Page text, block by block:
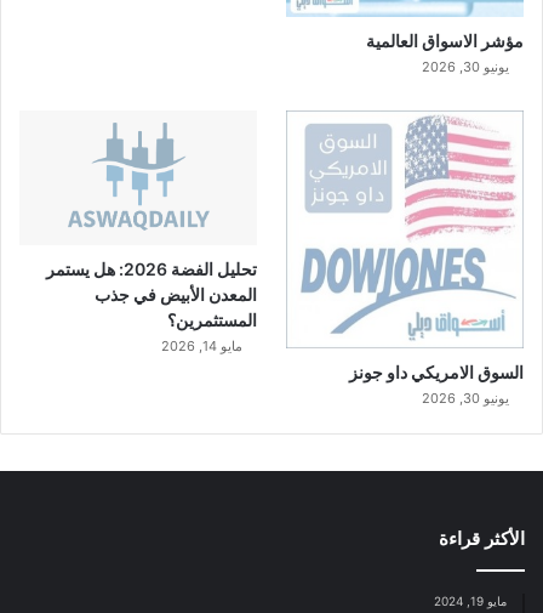
مؤشر الاسواق العالمية
يونيو 30, 2026
السوق الامريكي داو جونز
يونيو 30, 2026
تحليل الفضة 2026: هل يستمر
المعدن الأبيض في جذب
المستثمرين؟
مايو 14, 2026
الأكثر قراءة
مايو 19, 2024